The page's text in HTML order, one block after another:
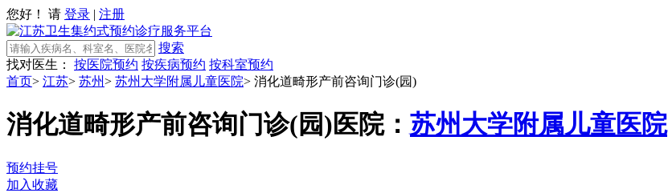
您好！ 请 登录 | 注册
搜索
找对医生：
按医院预约 按疾病预约 按科室预约
首页> 江苏> 苏州> 苏州大学附属儿童医院> 消化道畸形产前咨询门诊(园)
消化道畸形产前咨询门诊(园)医院： 苏州大学附属儿童医院
预约挂号
加入收藏